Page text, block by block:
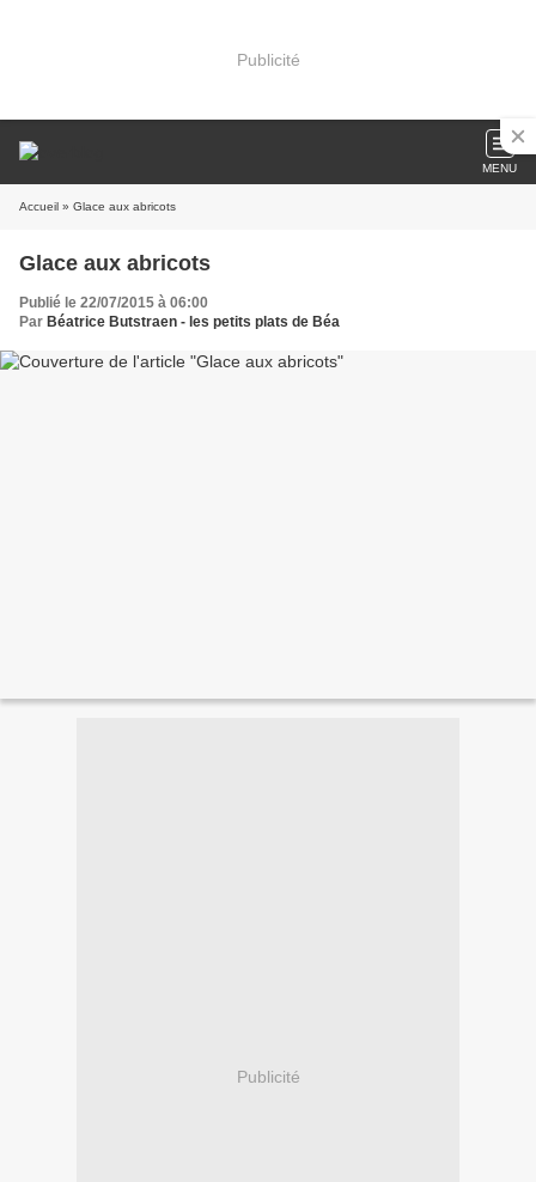
Publicité
MENU
Accueil » Glace aux abricots
Glace aux abricots
Publié le 22/07/2015 à 06:00
Par Béatrice Butstraen - les petits plats de Béa
Publicité